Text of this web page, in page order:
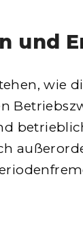
und
wie